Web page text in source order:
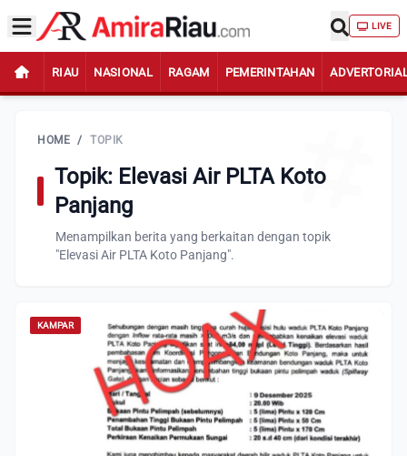
LIVE
RIAU NASIONAL RAGAM PEMERINTAHAN
HOME / TOPIK
Topik: Elevasi Air PLTA Koto
Panjang
Menampilkan berita yang berkaitan dengan topik
"Elevasi Air PLTA Koto Panjang".
KAMPAR